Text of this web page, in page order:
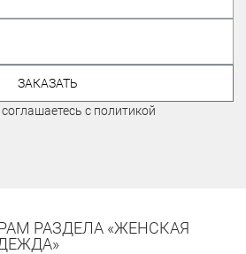
ЗАКАЗАТЬ
с политикой
РАЗДЕЛА «ЖЕНСКАЯ